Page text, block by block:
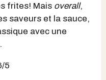
frites! Mais overall,
saveurs et la sauce,
avec une
5